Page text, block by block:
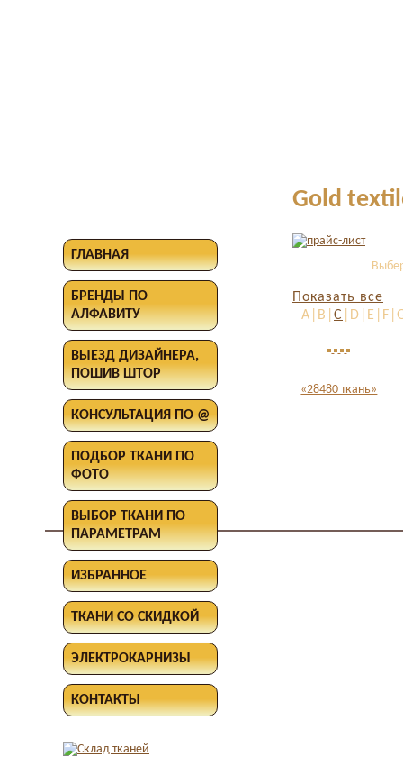
ГЛАВНАЯ
БРЕНДЫ ПО
АЛФАВИТУ
ВЫЕЗД ДИЗАЙНЕРА,
ПОШИВ ШТОР
КОНСУЛЬТАЦИЯ ПО @
ПОДБОР ТКАНИ ПО
ФОТО
ВЫБОР ТКАНИ ПО
ПАРАМЕТРАМ
ИЗБРАННОЕ
ТКАНИ СО СКИДКОЙ
ЭЛЕКТРОКАРНИЗЫ
КОНТАКТЫ
Gold
Показать все
A|B| C
«28480 ткань»